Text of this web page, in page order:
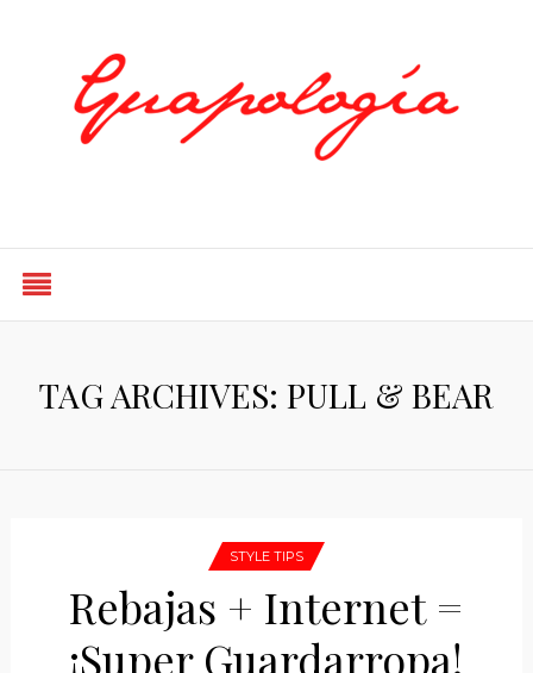
TAG ARCHIVES: PULL & BEAR
STYLE TIPS
Rebajas + Internet =
¡Super Guardarropa!